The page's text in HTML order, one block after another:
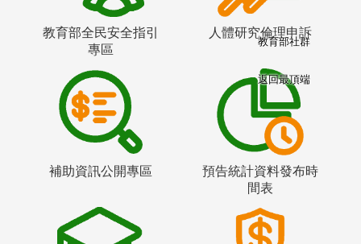
教育部全民安全指引
專區
人體研究倫理申訴
補助資訊公開專區
預告統計資料發布時
間表
教育部社群
返回最頂端